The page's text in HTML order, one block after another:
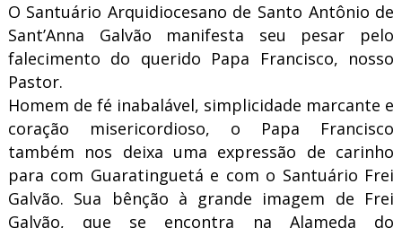
O Santuário Arquidiocesano de Santo Antônio de
Sant’Anna Galvão manifesta seu pesar pelo
falecimento do querido Papa Francisco, nosso
Pastor.
Homem de fé inabalável, simplicidade marcante e
coração misericordioso, o Papa Francisco
também nos deixa uma expressão de carinho
para com Guaratinguetá e com o Santuário Frei
Galvão. Sua bênção à grande imagem de Frei
Galvão, que se encontra na Alameda do